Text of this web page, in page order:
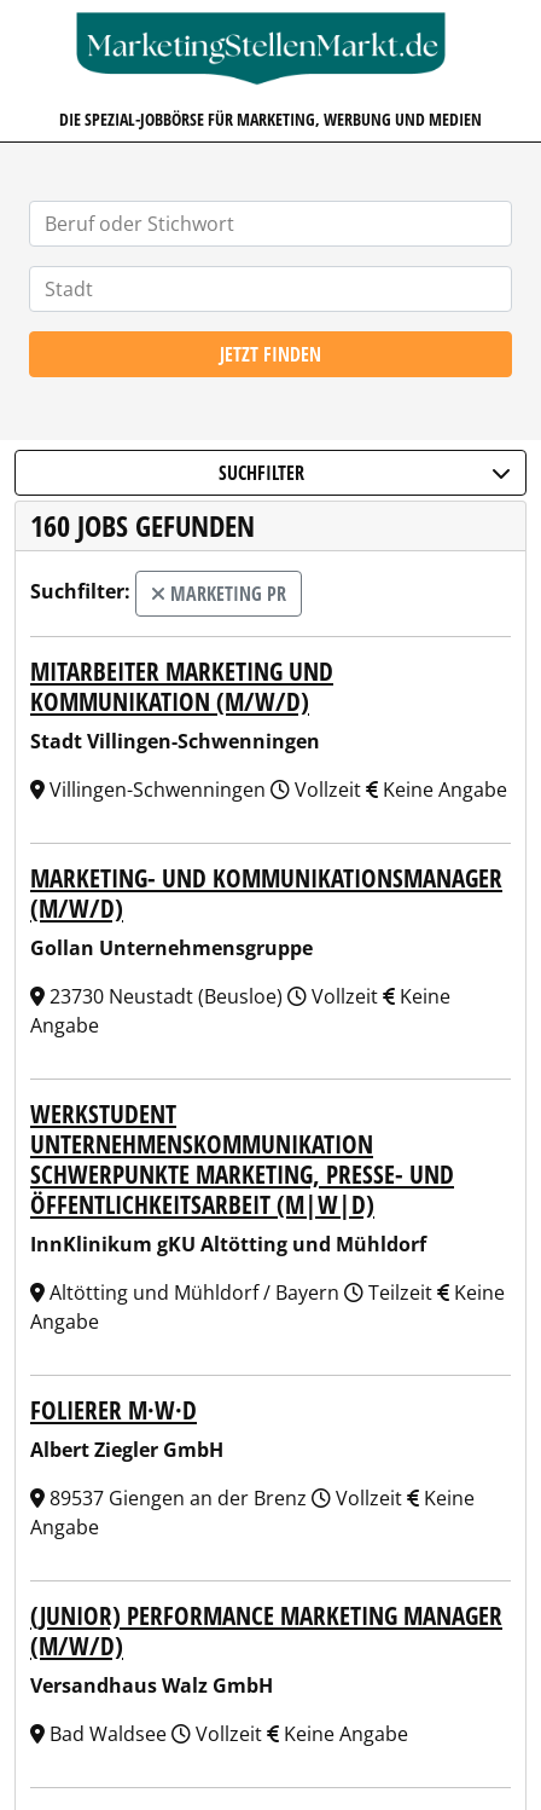
DIE SPEZIAL-JOBBÖRSE FÜR MARKETING, WERBUNG UND MEDIEN
JETZT FINDEN
SUCHFILTER
160 JOBS GEFUNDEN
Suchfilter: MARKETING PR
MITARBEITER MARKETING UND
KOMMUNIKATION (M/W/D)
Stadt Villingen-Schwenningen
Villingen-Schwenningen
Vollzeit Keine Angabe
MARKETING- UND KOMMUNIKATIONSMANAGER
(M/W/D)
Gollan Unternehmensgruppe
23730 Neustadt (Beusloe)
Vollzeit
Keine
Angabe
WERKSTUDENT
UNTERNEHMENSKOMMUNIKATION
SCHWERPUNKTE MARKETING, PRESSE- UND
ÖFFENTLICHKEITSARBEIT (M|W|D)
InnKlinikum gKU Altötting und Mühldorf
Altötting und Mühldorf / Bayern
Teilzeit
Keine
Angabe
FOLIERER M·W·D
Albert Ziegler GmbH
89537 Giengen an der Brenz
Vollzeit
Keine
Angabe
(JUNIOR) PERFORMANCE MARKETING MANAGER
(M/W/D)
Versandhaus Walz GmbH
Bad Waldsee
Vollzeit Keine Angabe